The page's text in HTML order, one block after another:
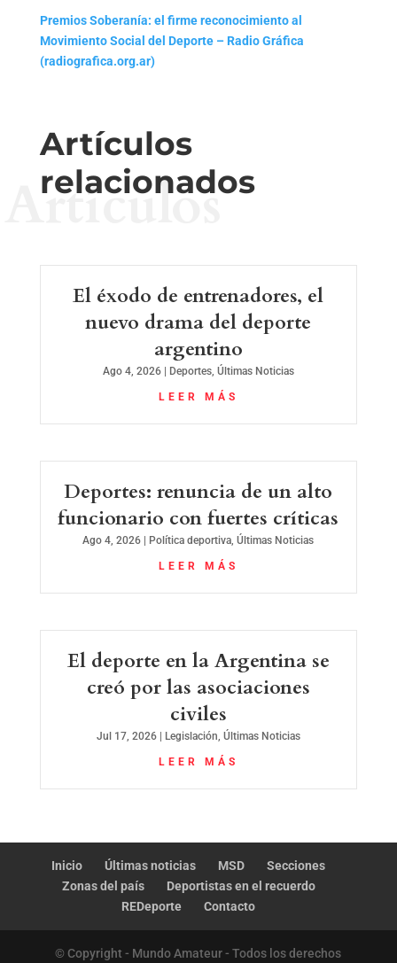
Premios Soberanía: el firme reconocimiento al
Movimiento Social del Deporte – Radio Gráfica
(radiografica.org.ar)
Artículos
relacionados
Artículos
El éxodo de entrenadores, el
nuevo drama del deporte
argentino
Ago 4, 2026| Deportes, Últimas Noticias
LEER MÁS
Deportes: renuncia de un alto
funcionario con fuertes críticas
Ago 4, 2026 | Política deportiva,Últimas Noticias
LEER MÁS
El deporte en la Argentina se
creó por las asociaciones
civiles
Jul 17, 2026| Legislación, Últimas Noticias
LEER MÁS
Inicio Últimas noticias MSD
Secciones
Zonas del país
Deportistas en el recuerdo
REDeporte
Contacto
© Copyright - Mundo Amateur - Todos los derechos